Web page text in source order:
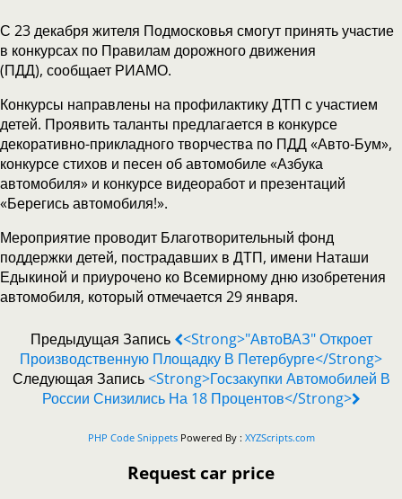
С 23 декабря жителя Подмосковья смогут принять участие
в конкурсах по Правилам дорожного движения
(ПДД), сообщает РИАМО.
Конкурсы направлены на профилактику ДТП с участием
детей. Проявить таланты предлагается в конкурсе
декоративно-прикладного творчества по ПДД «Авто-Бум»,
конкурсе стихов и песен об автомобиле «Азбука
автомобиля» и конкурсе видеоработ и презентаций
«Берегись автомобиля!».
Мероприятие проводит Благотворительный фонд
поддержки детей, пострадавших в ДТП, имени Наташи
Едыкиной и приурочено ко Всемирному дню изобретения
автомобиля, который отмечается 29 января.
Предыдущая Запись
<strong>"АвтоВАЗ" Откроет
Производственную Площадку В Петербурге</strong>
Следующая Запись<strong>Госзакупки Автомобилей В
России Снизились На 18 Процентов</strong>
PHP Code SnippetsPowered By : XYZScripts.com
Request car price